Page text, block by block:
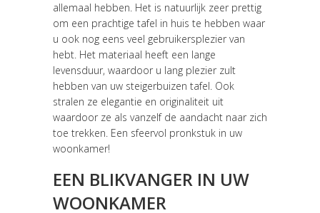
allemaal hebben. Het is natuurlijk zeer prettig
om een prachtige tafel in huis te hebben waar
u ook nog eens veel gebruikersplezier van
hebt. Het materiaal heeft een lange
levensduur, waardoor u lang plezier zult
hebben van uw steigerbuizen tafel. Ook
stralen ze elegantie en originaliteit uit
waardoor ze als vanzelf de aandacht naar zich
toe trekken. Een sfeervol pronkstuk in uw
woonkamer!
EEN BLIKVANGER IN UW
WOONKAMER